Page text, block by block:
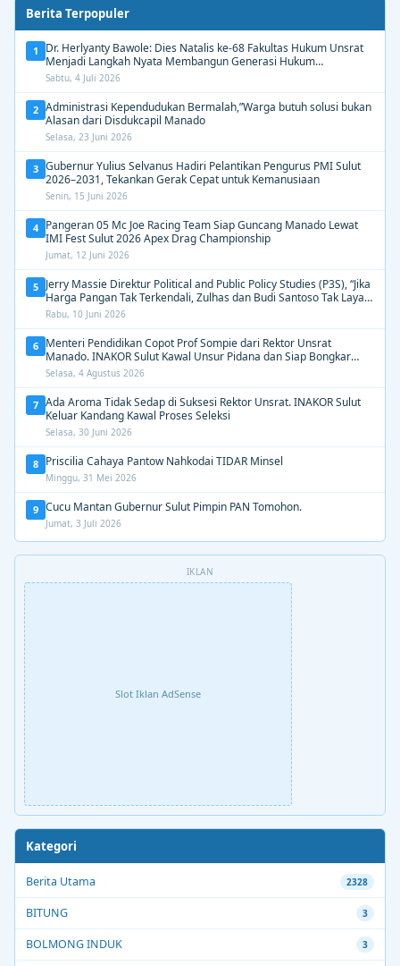
Berita Terpopuler
1
Dr. Herlyanty Bawole: Dies Natalis ke-68 Fakultas Hukum Unsrat
Menjadi Langkah Nyata Membangun Generasi Hukum
Berdampak
Sabtu, 4 Juli 2026
2 Administrasi Kependudukan Bermalah,”Warga butuh solusi bukan
Alasan dari Disdukcapil Manado
Selasa, 23 Juni 2026
3 Gubernur Yulius Selvanus Hadiri Pelantikan Pengurus PMI Sulut
2026–2031, Tekankan Gerak Cepat untuk Kemanusiaan
Senin, 15 Juni 2026
4 Pangeran 05 Mc Joe Racing Team Siap Guncang Manado Lewat
IMI Fest Sulut 2026 Apex Drag Championship
Jumat, 12 Juni 2026
5 Jerry Massie Direktur Political and Public Policy Studies (P3S), “Jika
Harga Pangan Tak Terkendali, Zulhas dan Budi Santoso Tak Layak
Dipertahankan”
Rabu, 10 Juni 2026
6 Menteri Pendidikan Copot Prof Sompie dari Rektor Unsrat
Manado. INAKOR Sulut Kawal Unsur Pidana dan Siap Bongkar
Aroma Busuk di Suksesi Rektor
Selasa, 4 Agustus 2026
7 Ada Aroma Tidak Sedap di Suksesi Rektor Unsrat. INAKOR Sulut
Keluar Kandang Kawal Proses Seleksi
Selasa, 30 Juni 2026
8 Priscilia Cahaya Pantow Nahkodai TIDAR Minsel
Minggu, 31 Mei 2026
9 Cucu Mantan Gubernur Sulut Pimpin PAN Tomohon.
Jumat, 3 Juli 2026
IKLAN
Slot Iklan AdSense
Kategori
Berita Utama 2328
BITUNG 3
BOLMONG INDUK 3